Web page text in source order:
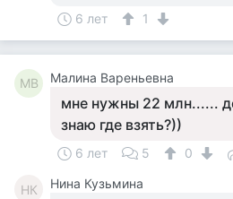
6 лет 1
МВ Малина Вареньевна
мне нужны 22 млн......
знаю где взять?))
6 лет 5 0
НК Нина Кузьмина